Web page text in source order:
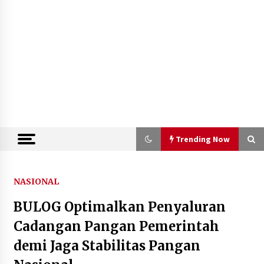
Trending Now
Kemenkum Malut Semarakkan Hari
Pengayoman dan HUT RI ke-81
melalui Pertandingan Gawang Mini
Dangdut
NASIONAL
BULOG Optimalkan Penyaluran
Cadangan Pangan Pemerintah
demi Jaga Stabilitas Pangan